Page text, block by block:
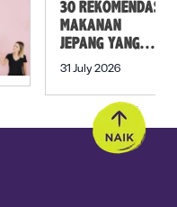
30 REKOMENDASI
MAKANAN
JEPANG YANG
MUST TRY SELAIN
31 July 2026